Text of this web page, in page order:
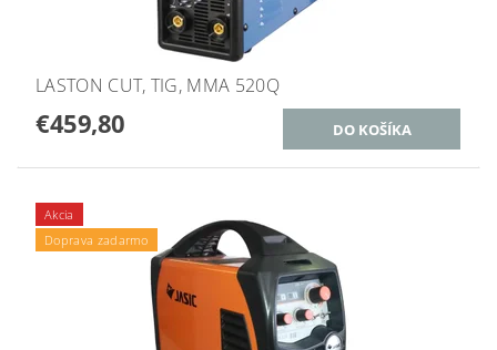
LASTON CUT, TIG, MMA 520Q
€459,80
Akcia
Doprava zadarmo